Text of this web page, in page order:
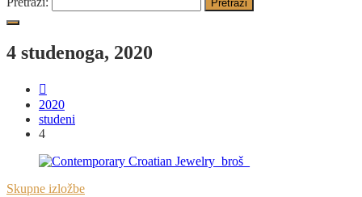
4 studenoga, 2020
2020
studeni
4
Skupne izložbe